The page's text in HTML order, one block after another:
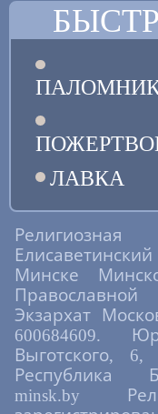
ЛАВКА
Минске
Экзархат
600684609.
Выготского,
Республика
minsk.by